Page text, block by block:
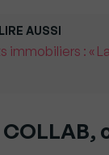
AUSSI
immobiliers : «